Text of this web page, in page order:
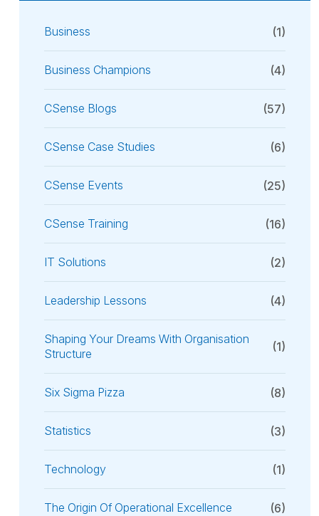
Business (1)
Business Champions (4)
CSense Blogs (57)
CSense Case Studies (6)
CSense Events (25)
CSense Training (16)
IT Solutions (2)
Leadership Lessons (4)
Shaping Your Dreams With Organisation
Structure
(1)
Six Sigma Pizza (8)
Statistics (3)
Technology (1)
The Origin Of Operational Excellence (6)